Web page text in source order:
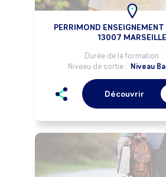
PERRIMOND ENSEIGNEMENT
13007 MARSEILLE
Durée de la formation :
Niveau de sortie : Niveau
Découvrir